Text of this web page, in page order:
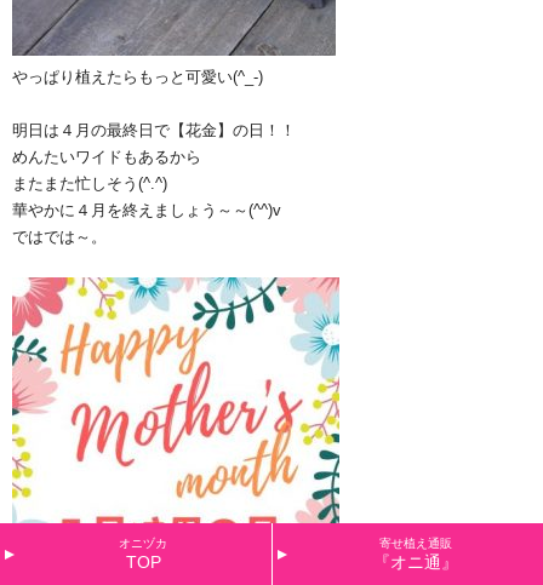
やっぱり植えたらもっと可愛い(^_-)
明日は４月の最終日で【花金】の日！！
めんたいワイドもあるから
またまた忙しそう(^.^)
華やかに４月を終えましょう～～(^^)v
ではでは～。
オニヅカ
TOP
寄せ植え通販
『オニ通』